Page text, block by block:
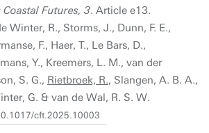
Futures, 3. Article e13.
Winter, R., Storms, J., Dunn, F. E.,
F., Haer, T., Le Bars, D.,
Y., Kreemers, L. M., van der
S. G., Rietbroek, R., Slangen, A. B. A.,
G. & van de Wal, R. S. W.
cft.2025.10003